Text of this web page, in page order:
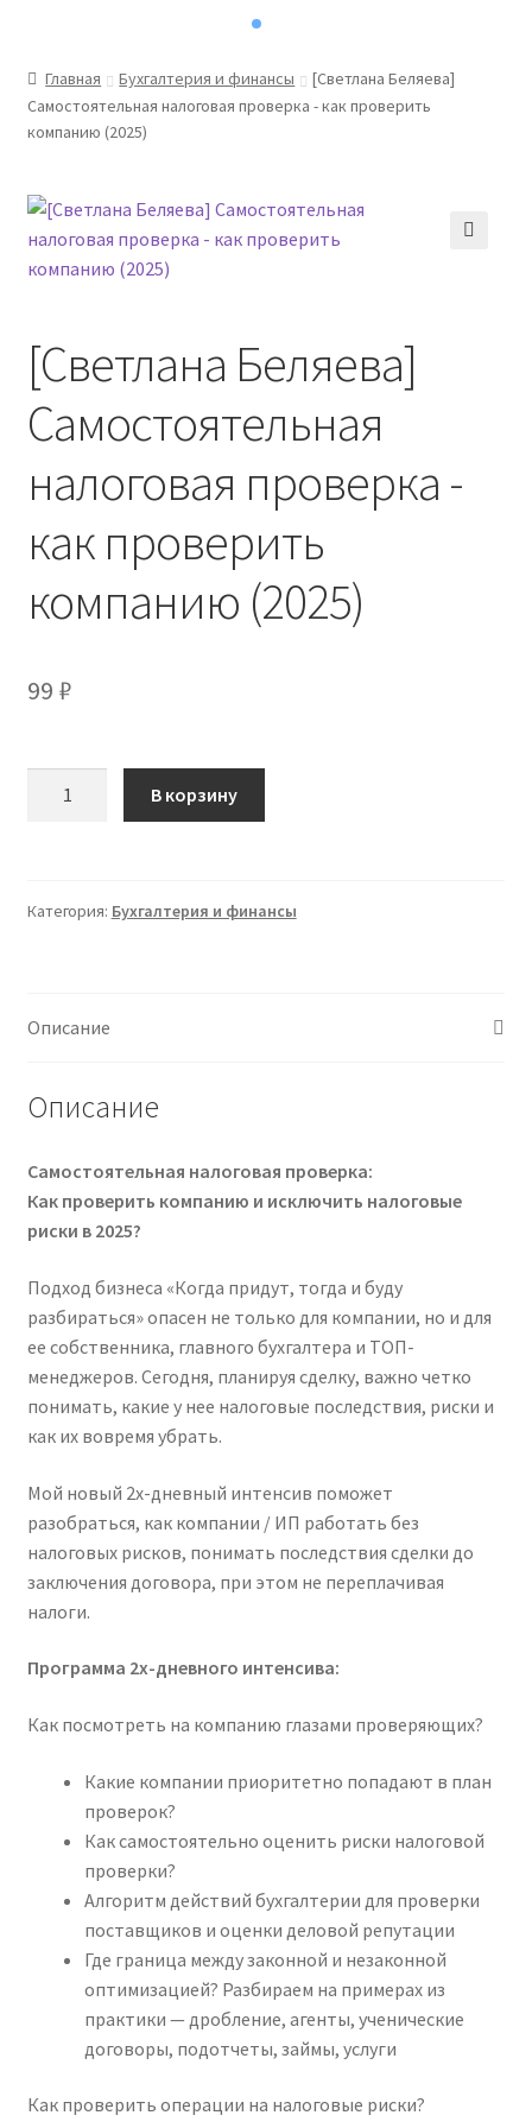
Главная Бухгалтерия и финансы
[Светлана Беляева]
Самостоятельная налоговая проверка - как проверить
компанию (2025)
[Светлана Беляева]
Самостоятельная
налоговая проверка -
как проверить
компанию (2025)
99 ₽
Самостоятельная
как
(2025)
В корзину
Категория: Бухгалтерия и финансы
Описание
Описание
Самостоятельная налоговая проверка:
Как проверить компанию и исключить налоговые
риски в 2025?
Подход бизнеса «Когда придут, тогда и буду
разбираться» опасен не только для компании, но и для
ее собственника, главного бухгалтера и ТОП-
менеджеров. Сегодня, планируя сделку, важно четко
понимать, какие у нее налоговые последствия, риски и
как их вовремя убрать.
Мой новый 2х-дневный интенсив поможет
разобраться, как компании / ИП работать без
налоговых рисков, понимать последствия сделки до
заключения договора, при этом не переплачивая
налоги.
Программа 2х-дневного интенсива:
Как посмотреть на компанию глазами проверяющих?
Какие компании приоритетно попадают в план
проверок?
Как самостоятельно оценить риски налоговой
проверки?
Алгоритм действий бухгалтерии для проверки
поставщиков и оценки деловой репутации
Где граница между законной и незаконной
оптимизацией? Разбираем на примерах из
практики — дробление, агенты, ученические
договоры, подотчеты, займы, услуги
Как проверить операции на налоговые риски?